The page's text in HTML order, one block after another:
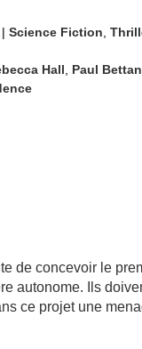
| Science Fiction
Hall
Paul
de concevoir le
autonome. Ils
ce projet une